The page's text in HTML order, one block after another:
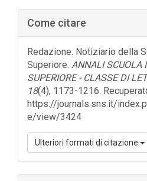
Barra
laterale
dell'articolo
Come citare
Redazione. Notiziario della
Superiore. ANNALI SCUOLA
SUPERIORE - CLASSE DI
18(4), 1173-1216.
https://journals.sns.it/
e/view/3424
Ulteriori formati di citazione